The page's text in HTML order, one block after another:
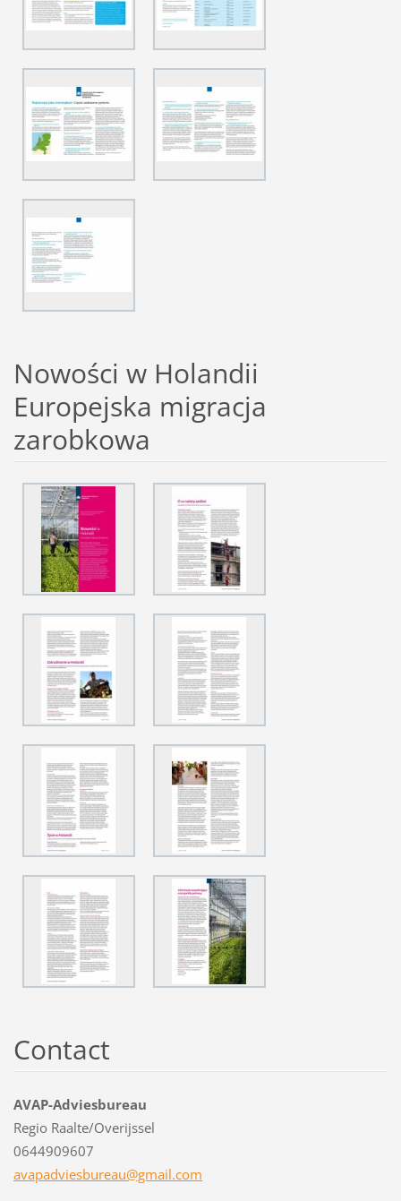
Nowości w Holandii
Europejska migracja
zarobkowa
Contact
AVAP-Adviesbureau
Regio Raalte/Overijssel
0644909607
avapadviesbureau@gmail.com